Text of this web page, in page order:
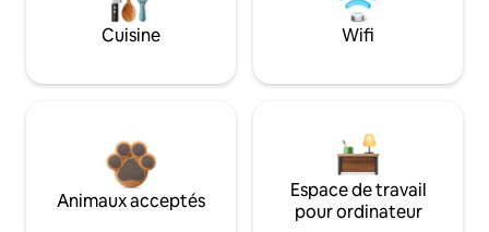
Cuisine Wifi
Animaux acceptés
Espace de travail
pour ordinateur